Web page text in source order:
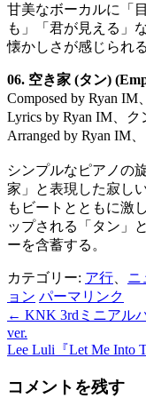
甘美なボーカルに「
も」「君が見える」
懐かしさが感じられ
06. 空き家 (タン)
Composed by Ryan IM
Lyrics by Ryan IM、ク
Arranged by Ryan IM
シンプルなピアノの
家」と表現した寂し
もビートとともに激
ップされる「タン」
ーを含蓄する。
カテゴリー: ア行 ニ
ョン パーマリンク
投
稿
ナ
← KNK 3rdミニアル
ver.
Lee Luli『Let Me Into
コメントを残す